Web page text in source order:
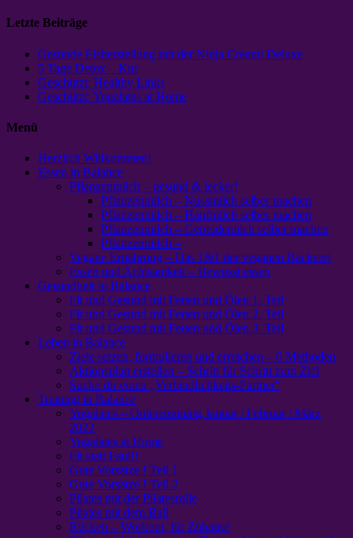
Letzte Beiträge
Gesunde Eisherstellung mit der Ninja Creami Deluxe
5 Tage Detox – Kur
Geschützt: Healthy Links
Geschützt: Yogalates at Home
Menü
Herzlich Willkommen!
Essen in Balance
Pflanzenmilch – gesund & lecker!
Pflanzenmilch – Nussmilch selber machen
Pflanzenmilch – Hanfmilch selber machen
Pflanzenmilch – Getreidemilch selber machen
Pflanzenmilch –
Vegane Ernährung – Das 1&1 der veganen Bäckerei
Essen und Achtsamkeit – Bewusst essen
Gesundheit in Balance
Fit und Gesund mit Fetten und Ölen 1. Teil
Fit und Gesund mit Fetten und Ölen 2. Teil
Fit und Gesund mit Fetten und Ölen 3. Teil
Leben in Balance
Ziele setzen, formulieren und erreichen – 6 Methoden
Aktionsplan erstellen – Schritt für Schritt zum Ziel
Suche dir einen „Verbindlichkeits-Partner“
Training in Balance
Yogalates – Onlinetraining Januar / Februar / März
2022
Yogalates at Home
Fit statt Faul!!
Gute Vorsätze ! Teil 1
Gute Vorsätze ! Teil 2
Pilates mit der Pilatesrolle
Pilates mit dem Ball
Rücken – Workout, für Zuhause